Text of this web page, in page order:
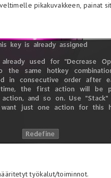
pikakuvakkeen, painat
työkalut/toiminnot.